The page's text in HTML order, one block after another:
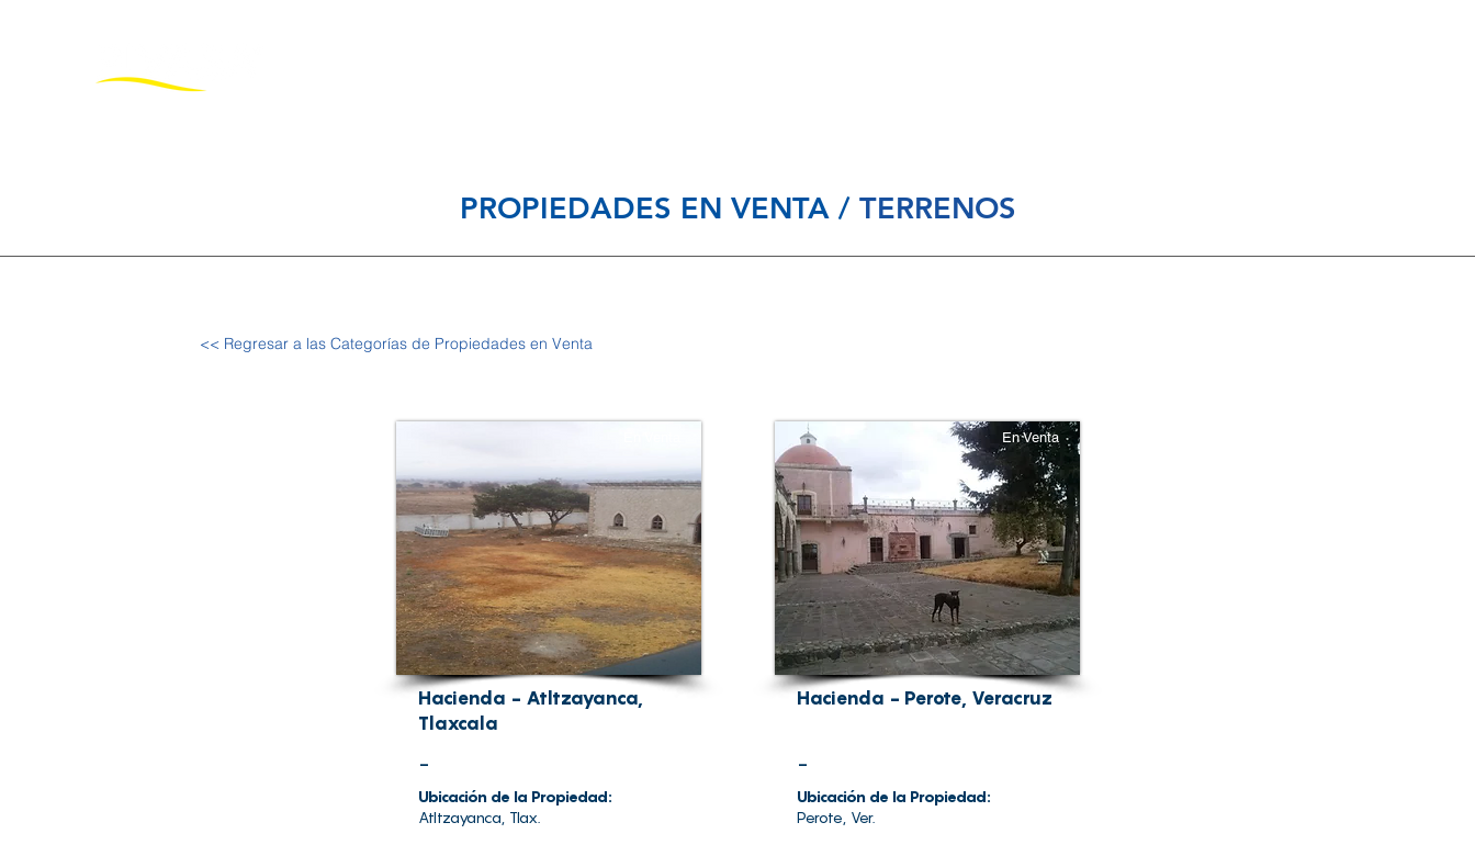
PROPIEDADES EN VENTA / TERRENOS
<< Regresar a las Categorías de Propiedades en Venta
Hacienda - Atltzayanca,
Tlaxcala
-
Ubicación de la Propiedad:
Atltzayanca, Tlax.
En Venta
Hacienda - Perote, Veracruz
-
Ubicación de la Propiedad:
Perote, Ver.